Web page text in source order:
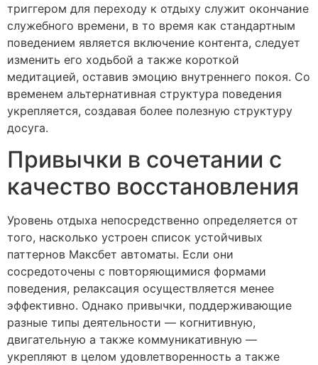
триггером для переходу к отдыху служит окончание
служебного времени, в то время как стандартным
поведением является включение контента, следует
изменить его ходьбой а также короткой
медитацией, оставив эмоцию внутреннего покоя. Со
временем альтернативная структура поведения
укрепляется, создавая более полезную структуру
досуга.
Привычки в сочетании с
качество восстановления
Уровень отдыха непосредственно определяется от
того, насколько устроен список устойчивых
паттернов Максбет автоматы. Если они
сосредоточены с повторяющимися формами
поведения, релаксация осуществляется менее
эффективно. Однако привычки, поддерживающие
разные типы деятельности — когнитивную,
двигательную а также коммуникативную —
укрепляют в целом удовлетворенность а также